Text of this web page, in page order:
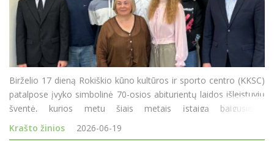
Birželio 17 dieną Rokiškio kūno kultūros ir sporto centro (KKSC)
patalpose įvyko simbolinė 70-osios abiturientų laidos išleistuvių
šventė, kurios metu šiais metais įstaigą baigusiems
moksleiviams buvo įteikti neformaliojo vaikų švietimo baigimo
Krašto žinios 2026-06-19